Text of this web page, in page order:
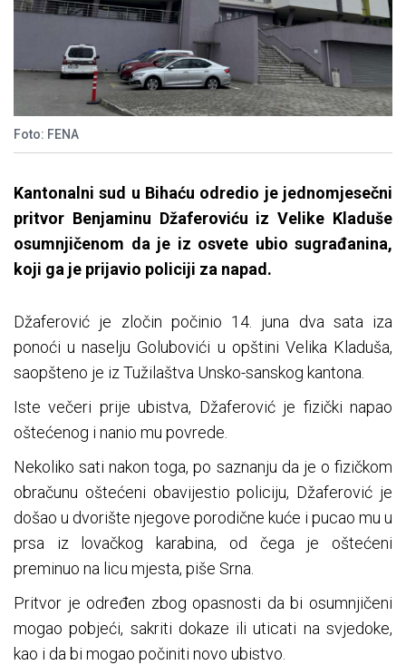
Foto: FENA
Kantonalni sud u Bihaću odredio je jednomjesečni
pritvor Benjaminu Džaferoviću iz Velike Kladuše
osumnjičenom da je iz osvete ubio sugrađanina,
koji ga je prijavio policiji za napad.
Džaferović je zločin počinio 14. juna dva sata iza
ponoći u naselju Golubovići u opštini Velika Kladuša,
saopšteno je iz Tužilaštva Unsko-sanskog kantona.
Iste večeri prije ubistva, Džaferović je fizički napao
oštećenog i nanio mu povrede.
Nekoliko sati nakon toga, po saznanju da je o fizičkom
obračunu oštećeni obavijestio policiju, Džaferović je
došao u dvorište njegove porodične kuće i pucao mu u
prsa iz lovačkog karabina, od čega je oštećeni
preminuo na licu mjesta, piše Srna.
Pritvor je određen zbog opasnosti da bi osumnjičeni
mogao pobjeći, sakriti dokaze ili uticati na svjedoke,
kao i da bi mogao počiniti novo ubistvo.